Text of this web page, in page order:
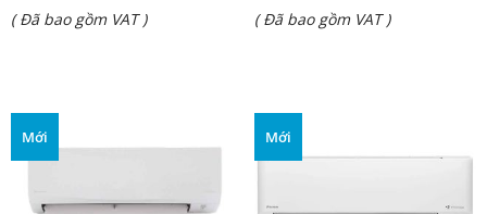
là:
Giá
₫ 39.800.000.
( Đã bao gồm VAT )
là:
Giá
₫ 9.000.000.
( Đã bao gồm VAT )
Mới Mới